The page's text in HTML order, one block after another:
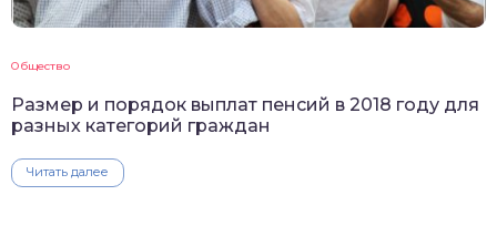
Общество
Размер и порядок выплат пенсий в 2018 году для
разных категорий граждан
Читать далее